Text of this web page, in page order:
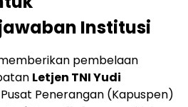
Institusi
memberikan pembelaan
Letjen TNI Yudi
Penerangan (Kapuspen)